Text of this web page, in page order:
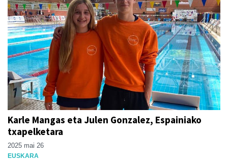
Karle Mangas eta Julen Gonzalez, Espainiako
txapelketara
2025 mai 26
EUSKARA